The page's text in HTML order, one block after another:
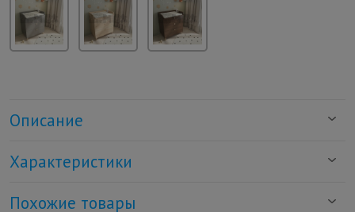
Описание
Характеристики
Похожие товары